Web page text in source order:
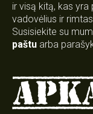
ir visą kitą, kas
vadovėlius ir
Susisiekite su
paštu arba